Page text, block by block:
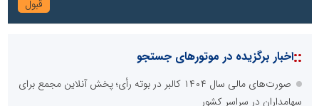
::اخبار برگزیده در موتورهای جستجو
صورت‌های مالی سال ۱۴۰۴ کالبر در بوته رأی؛ پخش آنلاین مجمع برای
سهامداران در سراسر کشور